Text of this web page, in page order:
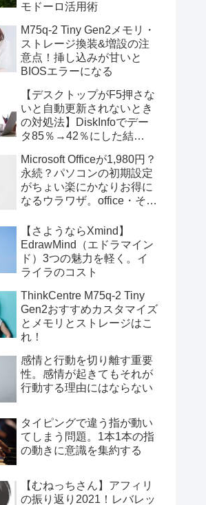
モドーロ活用術
M75q-2 Tiny Gen2メモリ・
ストレージ換装&増設の注
意点！挿し込みが甘いと
BIOSエラーになる
【デスクトップがF5押さな
いと自動更新されないとき
の対処法】DiskInfoでデー
タ85％→42％にした結
Microsoft Officeが1,980円？
永続？パソコンの初期設定
がちょい楽にかなりお得に
なるウラワザ。office・その
【さようならXmind】
EdrawMind（エドラマイン
ド）3つの魅力を軽く。イ
ライラのコスト
ThinkCentre M75q-2 Tiny
Gen2おすすめカスタマイズ
とメモリとストレージはこ
れ！
感情と行動を切り離す重要
性。感情が起きてもそれが
行動する理由にはならない
タイピングで違う指が動い
てしまう問題。1本1本の指
の動きに意識を集約する
【むねっちさん】アフィリ
の振り返り2021！レバレッ